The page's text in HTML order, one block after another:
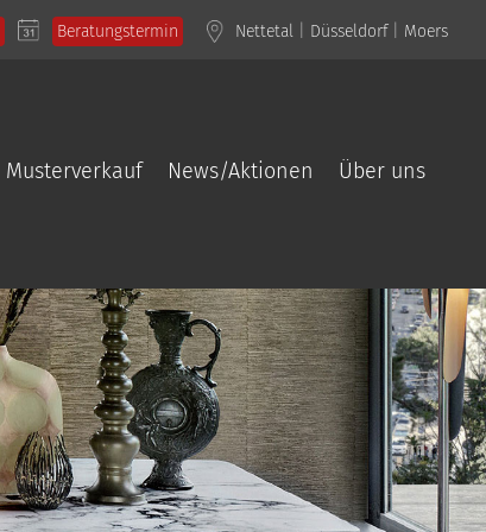
Beratungstermin Nettetal Düsseldorf| Moers
Musterverkauf News/Aktionen Über uns